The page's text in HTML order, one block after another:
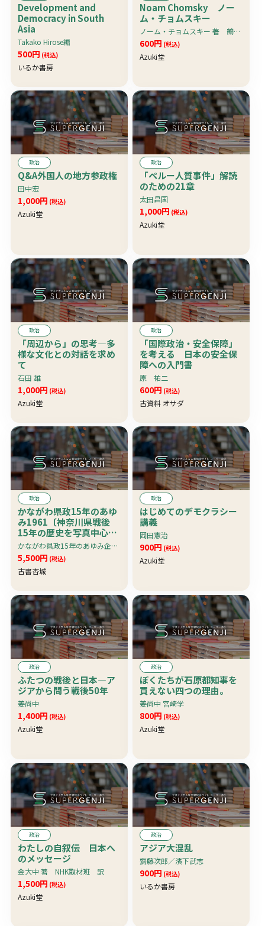
Development and
Democracy in South
Asia
Takako Hirose編
500円 (税込)
いるか書房
Noam Chomsky ノー
ム・チョムスキー
ノーム・チョムスキー 著 鶴見俊輔 寛秀
600円 (税込)
Azuki堂
政治
Q&A外国人の地方参政権
田中宏
1,000円 (税込)
Azuki堂
政治
「ペルー人質事件」解読
のための21章
太田昌国
1,000円 (税込)
Azuki堂
政治
「周辺から」の思考―多
様な文化との対話を求め
て
石田 雄
1,000円 (税込)
Azuki堂
政治
「国際政治・安全保障」
を考える 日本の安全保
障への入門書
原 祐二
600円 (税込)
古資料 オサダ
政治
かながわ県政15年のあゆ
み1961〔神奈川県戦後
15年の歴史を写真中心に
たどる〕 珍資料
かながわ県政15年のあゆみ企画編集委員会編
5,500円 (税込)
古書杏城
政治
はじめてのデモクラシー
講義
岡田憲治
900円 (税込)
Azuki堂
政治
ふたつの戦後と日本―ア
ジアから問う戦後50年
姜尚中
1,400円 (税込)
Azuki堂
政治
ぼくたちが石原都知事を
買えない四つの理由。
姜尚中 宮崎学
800円 (税込)
Azuki堂
政治
わたしの自叙伝 日本へ
のメッセージ
金大中 著 NHK取材班 訳
1,500円 (税込)
Azuki堂
政治
アジア大混乱
齋藤次郎／濱下武志
900円 (税込)
いるか書房